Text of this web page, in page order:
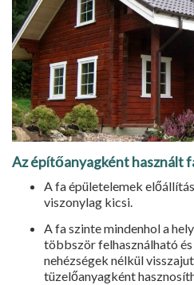
Az építőanyagként használt
A fa épületelemek
viszonylag kicsi.
A fa szinte mindenhol a
többször felhasználható
nehézségek nélkül
tüzelőanyagként